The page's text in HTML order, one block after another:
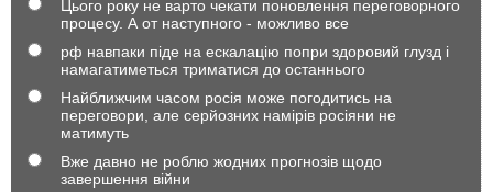
Цього року не варто чекати поновлення переговорного
процесу. А от наступного - можливо все
рф навпаки піде на ескалацію попри здоровий глузд і
намагатиметься триматися до останнього
Найближчим часом росія може погодитись на
переговори, але серйозних намірів росіяни не
матимуть
Вже давно не роблю жодних прогнозів щодо
завершення війни